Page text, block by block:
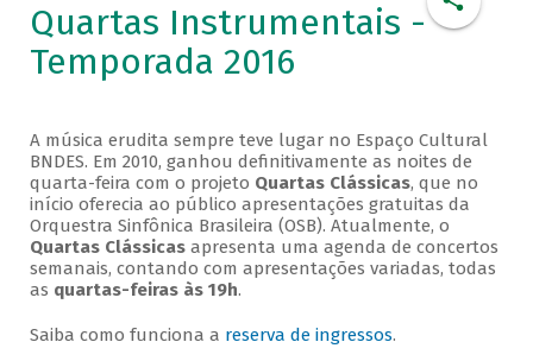
Quartas Instrumentais -
Temporada 2016
A música erudita sempre teve lugar no Espaço Cultural
BNDES. Em 2010, ganhou definitivamente as noites de
quarta-feira com o projeto Quartas Clássicas, que no
início oferecia ao público apresentações gratuitas da
Orquestra Sinfônica Brasileira (OSB). Atualmente, o
Quartas Clássicasapresenta uma agenda de concertos
semanais, contando com apresentações variadas, todas
as quartas-feiras às 19h.
Saiba como funciona a reserva de ingressos.